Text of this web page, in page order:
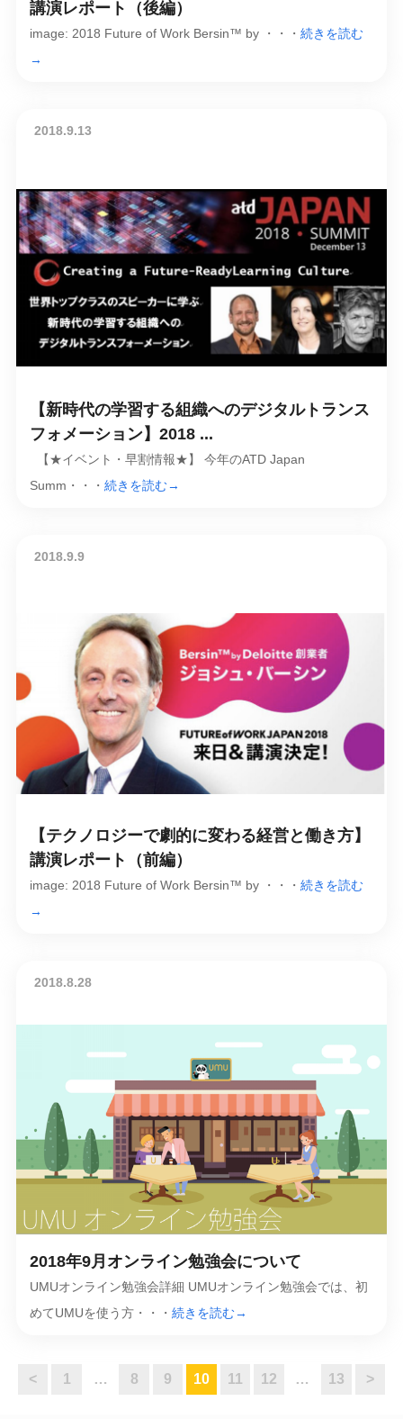
講演レポート（後編）
image: 2018 Future of Work Bersin™ by ・・・ 続きを読む
→
2018.9.13
【新時代の学習する組織へのデジタルトランス
フォメーション】2018 ...
【★イベント・早割情報★】 今年のATD Japan
Summ・・・ 続きを読む→
2018.9.9
【テクノロジーで劇的に変わる経営と働き方】
講演レポート（前編）
image: 2018 Future of Work Bersin™ by ・・・ 続きを読む
→
2018.8.28
2018年9月オンライン勉強会について
UMUオンライン勉強会詳細 UMUオンライン勉強会では、初
めてUMUを使う方・・・ 続きを読む→
< 1 … 8 9 10 11 12 … 13 >